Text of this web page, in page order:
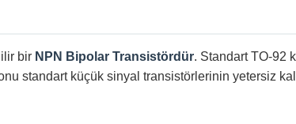
bir NPN Bipolar Transistördür. Standart TO-92
standart küçük sinyal transistörlerinin yetersiz